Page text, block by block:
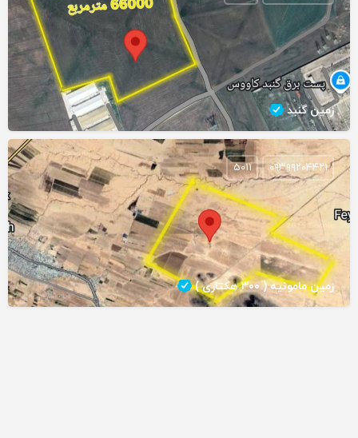
زمین گنبد
زمین مامونیه ( ۳۰۰ هکتاری )
۰۹۳۹۹۲۰۴۴۲۱ 5011